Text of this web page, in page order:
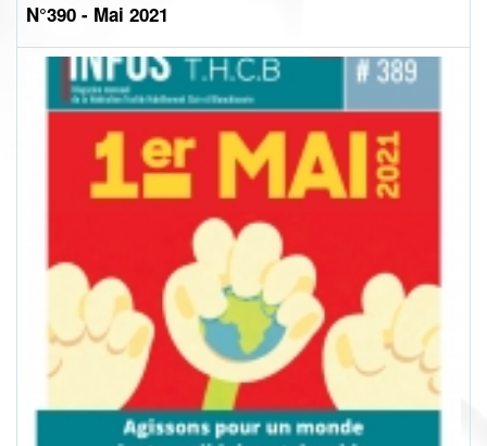
N°390 - Mai 2021